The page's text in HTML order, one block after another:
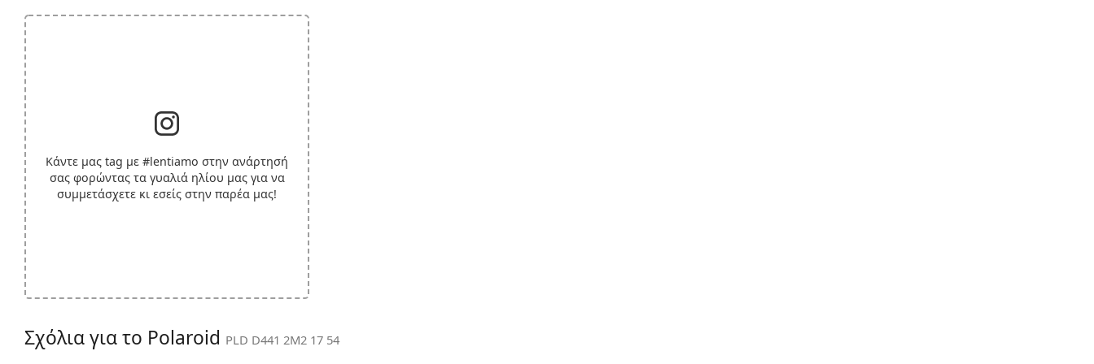
Κάντε μας tag με #lentiamo στην ανάρτησή
σας φορώντας τα γυαλιά ηλίου μας για να
συμμετάσχετε κι εσείς στην παρέα μας!
Σχόλια για το Polaroid PLD D441 2M2 17 54